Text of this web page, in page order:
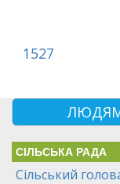
1527
СІЛЬСЬКА РАДА
Сільський